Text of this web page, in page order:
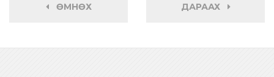
ӨМНӨХ ДАРААХ